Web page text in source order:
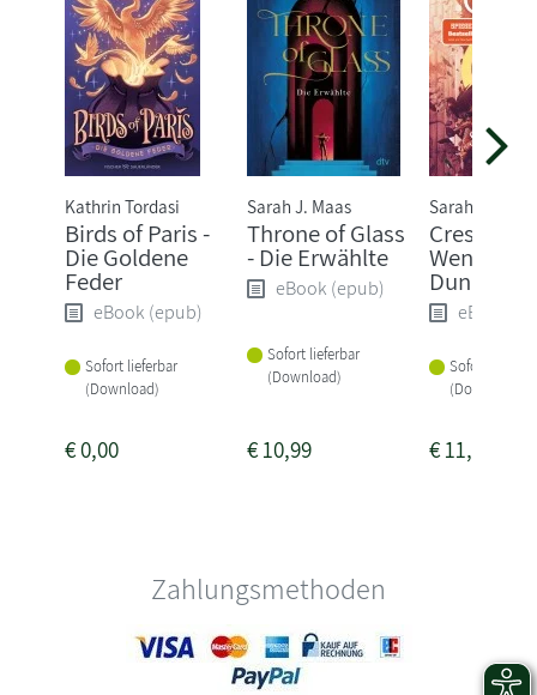
Kathrin Tordasi
Birds of Paris -
Die Goldene
Feder
eBook (epub)
Sofort lieferbar
(Download)
€0,00
Sarah J. Maas
Throne of Glass
- Die Erwählte
eBook (epub)
Sofort lieferbar
(Download)
€10,99
Sarah J. Maas
Crescent
Wenn das
Dunkel
eBook
Sofort
(Download)
€11,99
Zahlungsmethoden